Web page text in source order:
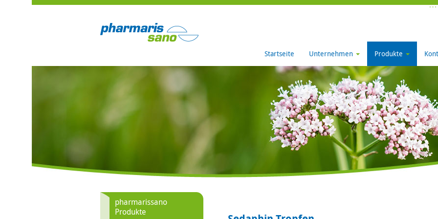
Startseite Unternehmen Produkte
pharmarissano
Produkte